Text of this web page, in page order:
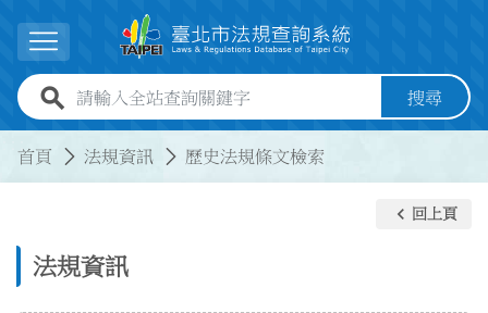
展開選單
全站查詢關鍵字欄位 搜尋
首頁 法規資訊 歷史法規條文檢索
法規資訊
keyboard_arrow_left 回上頁